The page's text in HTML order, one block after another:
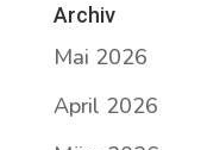
Archiv
Mai 2026
April 2026